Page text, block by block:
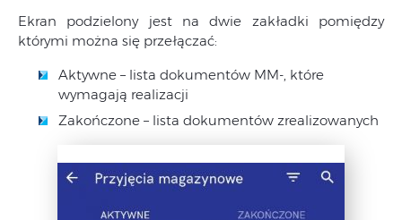
Ekran podzielony jest na dwie zakładki pomiędzy
którymi można się przełączać:
Aktywne – lista dokumentów MM-, które
wymagają realizacji
Zakończone – lista dokumentów zrealizowanych